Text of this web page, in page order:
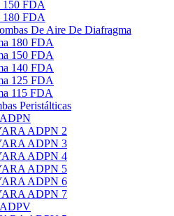
150 FDA
180 FDA
De Aire De Diafragma
180 FDA
150 FDA
140 FDA
125 FDA
115 FDA
Peristálticas
ADPN 2
ADPN 3
ADPN 4
ADPN 5
ADPN 6
ADPN 7